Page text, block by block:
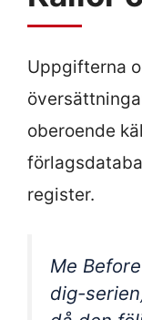
Uppgifterna
oberoende
register.
Me
dig-